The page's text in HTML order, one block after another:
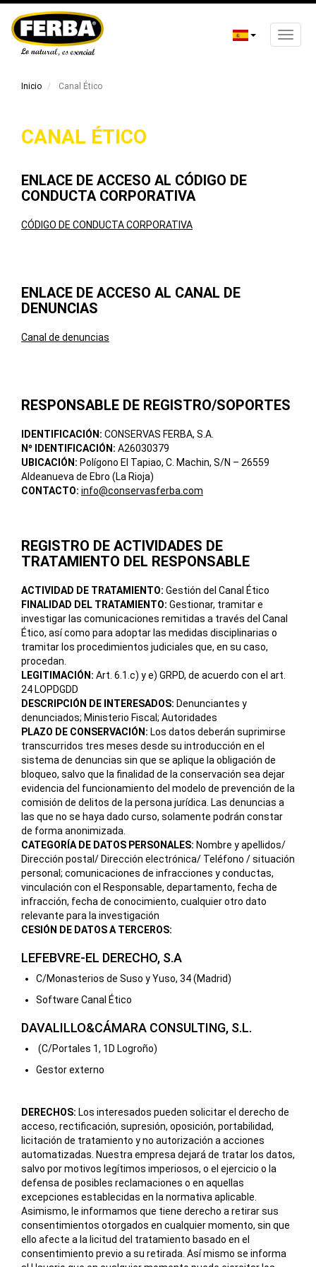
Toggle
Inicio Canal Ético
CANAL ÉTICO
ENLACE DE ACCESO AL CÓDIGO DE
CONDUCTA CORPORATIVA
CÓDIGO DE CONDUCTA CORPORATIVA
ENLACE DE ACCESO AL CANAL DE
DENUNCIAS
Canal de denuncias
RESPONSABLE DE REGISTRO/SOPORTES
IDENTIFICACIÓN: CONSERVAS FERBA, S.A.
Nº IDENTIFICACIÓN: A26030379
UBICACIÓN: Polígono El Tapiao, C. Machin, S/N – 26559
Aldeanueva de Ebro (La Rioja)
CONTACTO: info@conservasferba.com
REGISTRO DE ACTIVIDADES DE
TRATAMIENTO DEL RESPONSABLE
ACTIVIDAD DE TRATAMIENTO: Gestión del Canal Ético
FINALIDAD DEL TRATAMIENTO: Gestionar, tramitar e
investigar las comunicaciones remitidas a través del Canal
Ético, así como para adoptar las medidas disciplinarias o
tramitar los procedimientos judiciales que, en su caso,
procedan.
LEGITIMACIÓN: Art. 6.1.c) y e) GRPD, de acuerdo con el art.
24 LOPDGDD
DESCRIPCIÓN DE INTERESADOS: Denunciantes y
denunciados; Ministerio Fiscal; Autoridades
PLAZO DE CONSERVACIÓN: Los datos deberán suprimirse
transcurridos tres meses desde su introducción en el
sistema de denuncias sin que se aplique la obligación de
bloqueo, salvo que la finalidad de la conservación sea dejar
evidencia del funcionamiento del modelo de prevención de la
comisión de delitos de la persona jurídica. Las denuncias a
las que no se haya dado curso, solamente podrán constar
de forma anonimizada.
CATEGORÍA DE DATOS PERSONALES: Nombre y apellidos/
Dirección postal/ Dirección electrónica/ Teléfono / situación
personal; comunicaciones de infracciones y conductas,
vinculación con el Responsable, departamento, fecha de
infracción, fecha de conocimiento, cualquier otro dato
relevante para la investigación
CESIÓN DE DATOS A TERCEROS:
LEFEBVRE-EL DERECHO, S.A
C/Monasterios de Suso y Yuso, 34 (Madrid)
Software Canal Ético
DAVALILLO&CÁMARA CONSULTING, S.L.
(C/Portales 1, 1D Logroño)
Gestor externo
DERECHOS: Los interesados pueden solicitar el derecho de
acceso, rectificación, supresión, oposición, portabilidad,
licitación de tratamiento y no autorización a acciones
automatizadas. Nuestra empresa dejará de tratar los datos,
salvo por motivos legítimos imperiosos, o el ejercicio o la
defensa de posibles reclamaciones o en aquellas
excepciones establecidas en la normativa aplicable.
Asimismo, le informamos que tiene derecho a retirar sus
consentimientos otorgados en cualquier momento, sin que
ello afecte a la licitud del tratamiento basado en el
consentimiento previo a su retirada. Así mismo se informa